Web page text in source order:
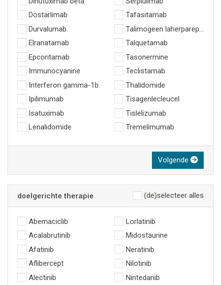
Dostarlimab
Durvalumab
Elranatamab
Epcoritamab
Immunocyanine
Interferon gamma-1b
Ipilimumab
Isatuximab
Lenalidomide
Tafasitamab
Talimogeen laherparepvec
Talquetamab
Tasonermine
Teclistamab
Thalidomide
Tisagenlecleucel
Tislelizumab
Tremelimumab
Volgende
doelgerichte therapie (de)selecteer alles
Abemaciclib
Acalabrutinib
Afatinib
Aflibercept
Alectinib
Lorlatinib
Midostaurine
Neratinib
Nilotinib
Nintedanib